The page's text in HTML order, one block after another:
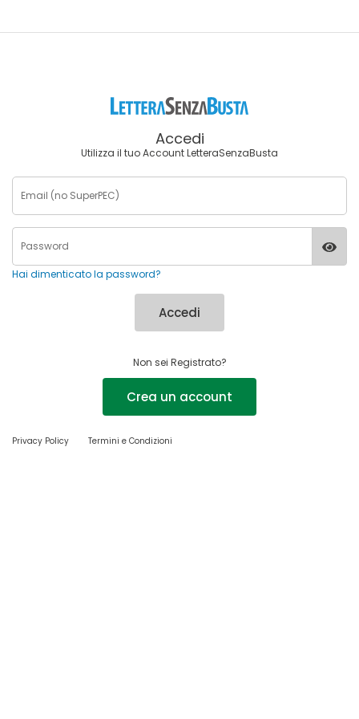
Accedi
Utilizza il tuo Account LetteraSenzaBusta
Hai dimenticato la password?
Accedi
Non sei Registrato?
Crea un account
Privacy Policy Termini e Condizioni